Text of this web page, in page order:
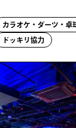
カラオケ・ダーツ・卓
ドッキリ協力